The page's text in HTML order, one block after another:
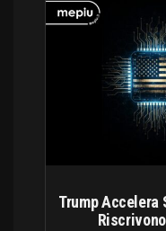
Trump Accelera